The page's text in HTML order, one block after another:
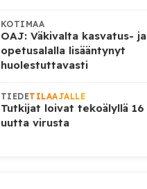
KOTIMAA
OAJ: Väkivalta kasvatus- ja
opetusalalla lisääntynyt
huolestuttavasti
TIEDETILAAJALLE
Tutkijat loivat tekoälyllä 16
uutta virusta